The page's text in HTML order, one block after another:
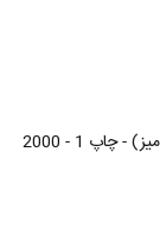
94 صفحه - جلد 2(فهرست تمام مجلدات ) - رقعی (شومیز) - چاپ 1 - 2000